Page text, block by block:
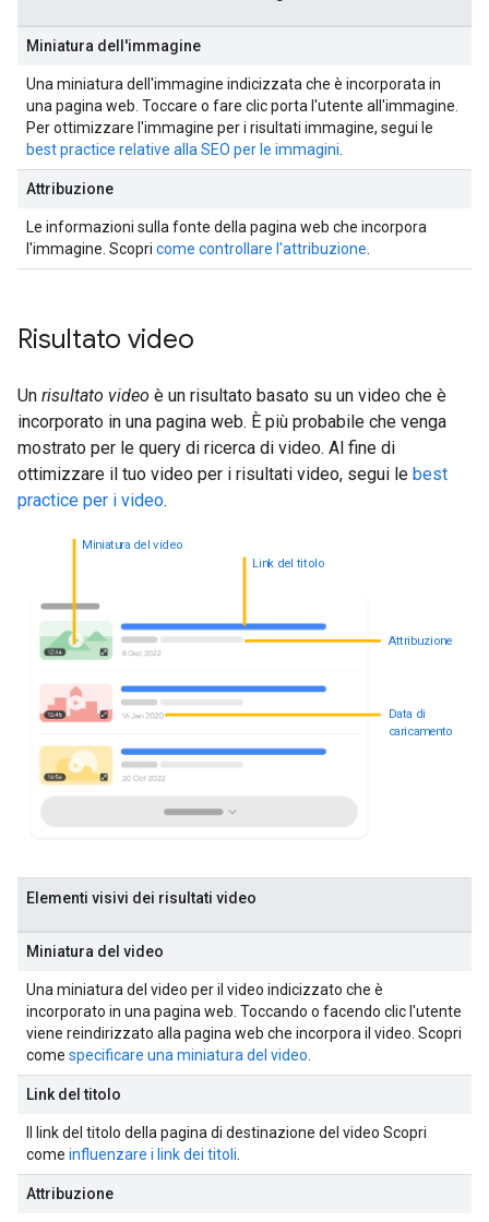
Miniatura dell'immagine
Una miniatura dell'immagine indicizzata che è incorporata in
una pagina web. Toccare o fare clic porta l'utente all'immagine.
Per ottimizzare l'immagine per i risultati immagine, segui le
best practice relative alla SEO per le immagini
Attribuzione
Le informazioni sulla fonte della pagina web che incorpora
l'immagine. Scopri come controllare l'attribuzione
Risultato video
Un risultato video è un risultato basato su un video che è
incorporato in una pagina web. È più probabile che venga
mostrato per le query di ricerca di video. Al fine di
ottimizzare il tuo video per i risultati video, segui le best
practice per i video.
Miniatura del video
Link del titolo
Attribuzione
Data di
caricamento
Elementi visivi dei risultati video
Miniatura del video
Una miniatura del video per il video indicizzato che è
incorporato in una pagina web. Toccando o facendo clic l'utente
viene reindirizzato alla pagina web che incorpora il video. Scopri
come specificare una miniatura del video.
Link del titolo
Il link del titolo della pagina di destinazione del video Scopri
come influenzare i link dei titoli.
Attribuzione